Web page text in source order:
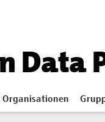
Data
Organisationen